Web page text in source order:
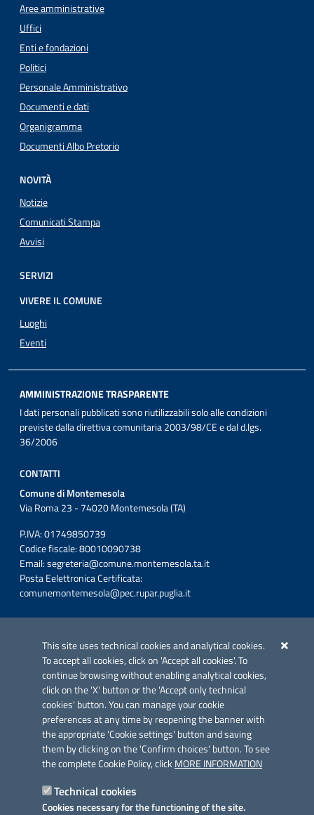
This site uses technical cookies and analytical cookies.
To accept all cookies, click on 'Accept all cookies'. To
continue browsing without enabling analytical cookies,
click on the 'X' button or the 'Accept only technical
cookies' button. You can manage your cookie
preferences at any time by reopening the banner with
the appropriate 'Cookie settings' button and saving
them by clicking on the 'Confirm choices' button. To see
the complete Cookie Policy, clickMORE INFORMATION
Technical cookies
Cookies necessary for the functioning of the site.
Aree amministrative
Uffici
Enti e fondazioni
Politici
Personale Amministrativo
Documenti e dati
Organigramma
Documenti Albo Pretorio
NOVITÀ
Notizie
Comunicati Stampa
Avvisi
SERVIZI
VIVERE IL COMUNE
Luoghi
Eventi
AMMINISTRAZIONE TRASPARENTE
I dati personali pubblicati sono riutilizzabili solo alle condizioni
previste dalla direttiva comunitaria 2003/98/CE e dal d.lgs.
36/2006
CONTATTI
Comune di Montemesola
Via Roma 23 - 74020 Montemesola (TA)
P.IVA: 01749850739
Codice fiscale: 80010090738
Email:segreteria@comune.montemesola.ta.it
Posta Eelettronica Certificata:
comunemontemesola@pec.rupar.puglia.it
Azione 2.3.
Link utili
Informativa privacy
Dichiarazione di accessibilità